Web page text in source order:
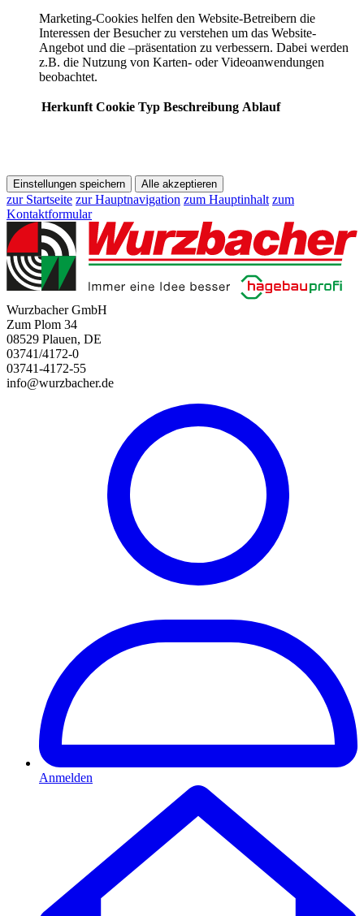
Marketing-Cookies helfen den Website-Betreibern die
Interessen der Besucher zu verstehen um das Website-
Angebot und die –präsentation zu verbessern. Dabei werden
z.B. die Nutzung von Karten- oder Videoanwendungen
beobachtet.
Herkunft Cookie Typ Beschreibung Ablauf
Einstellungen speichern Alle akzeptieren
zur Startseite zur Hauptnavigation zum Hauptinhalt zum
Kontaktformular
Wurzbacher GmbH
Zum Plom 34
08529 Plauen, DE
03741/4172-0
03741-4172-55
info@wurzbacher.de
Anmelden